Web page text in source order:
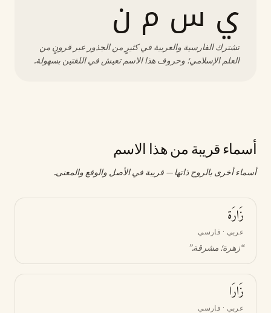
ي س م ن
تشترك الفارسية والعربية في كثيرٍ من الجذور عبر قرونٍ من
العلم الإسلامي؛ وحروف هذا الاسم تعيش في اللغتين بسهولة.
أسماء قريبة من هذا الاسم
أسماء أخرى بالروح ذاتها — قريبة في الأصل والوقع والمعنى.
زَارَة
عربي · فارسي
“زهرة؛ مشرقة.”
زَارَا
عربي · فارسي